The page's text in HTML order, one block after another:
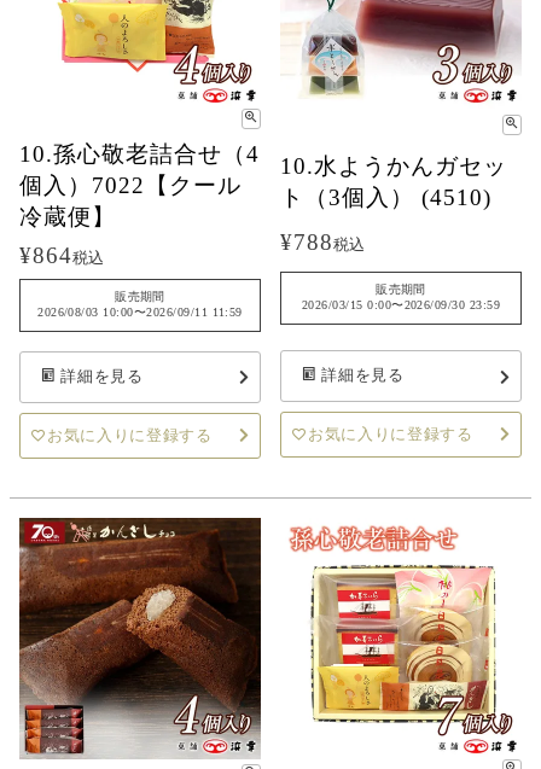
10.孫心敬老詰合せ（4
個入）7022【クール
冷蔵便】
¥864税込
販売期間
2026/08/03 10:00〜2026/09/11 11:59
詳細を見る
お気に入りに登録する
10.水ようかんガセッ
ト（3個入） (4510)
¥788税込
販売期間
2026/03/15 0:00〜2026/09/30 23:59
詳細を見る
お気に入りに登録する